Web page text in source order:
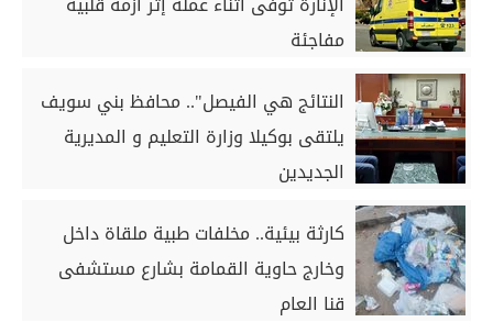
مفاجئة
النتائج هي الفيصل".. محافظ بني سويف
يلتقى بوكيلا وزارة التعليم و المديرية
الجديدين
كارثة بيئية.. مخلفات طبية ملقاة داخل
وخارج حاوية القمامة بشارع مستشفى
قنا العام